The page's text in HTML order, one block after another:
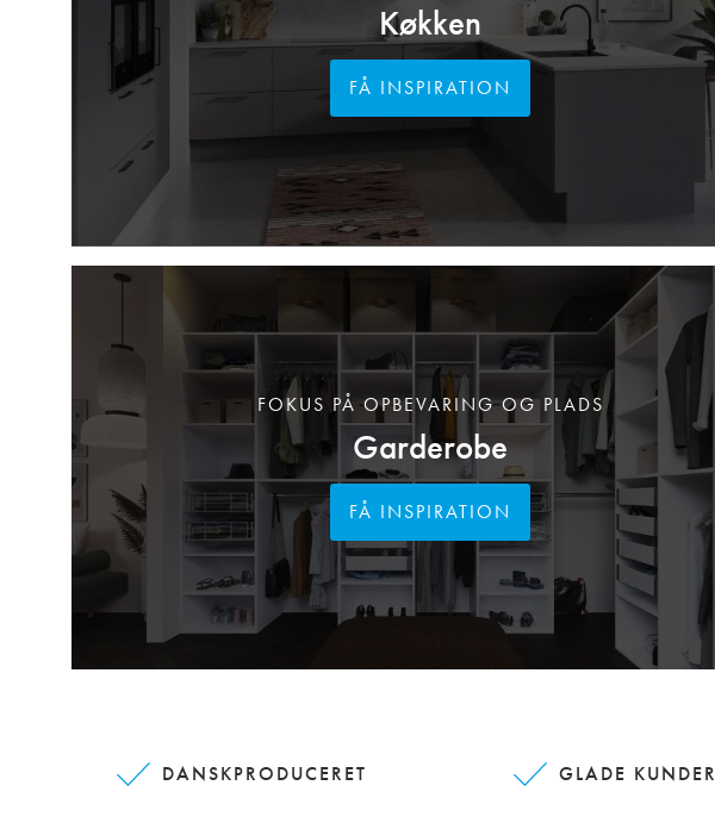
Køkken
FÅ INSPIRATION
Garderobe
FOKUS PÅ OPBEVARING OG PLADS
FÅ INSPIRATION
DANSKPRODUCERET GLADE KUNDER